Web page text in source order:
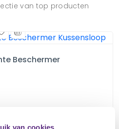
van cookies
van top producten
Beschermer